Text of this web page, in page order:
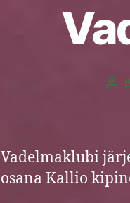
Vadelmaklubi
osana Kallio